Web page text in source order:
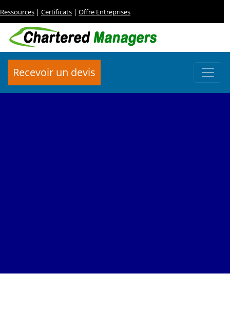
Ressources | Certificats | Offre Entreprises
Recevoir un devis